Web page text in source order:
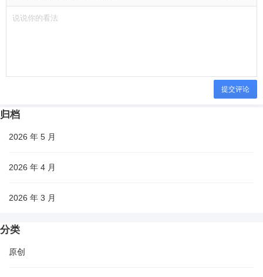
提交评论
归档
2026 年 5 月
2026 年 4 月
2026 年 3 月
分类
原创